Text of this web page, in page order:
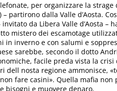
per organizzare la strage
– partirono dalla Valle d’Aosta.
invitato da Libera Valle d’Aosta
mistero dei escamotage
in inverno e con salumi e
sarebbe, secondo il dotto
facile preda vista la
dell nosta regione ammonisce,
fare casini». Quella mafia non
bisogni e muovere denaro.